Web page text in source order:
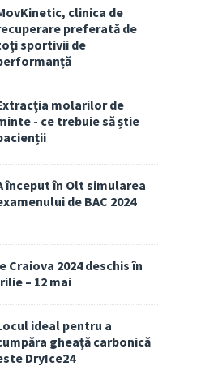
clinica de
preferată de
sportivii de
molarilor de
- ce trebuie să știe
început în Olt simularea
de BAC 2024
Craiova 2024 deschis în
– 12 mai
ideal pentru a
gheață carbonică
DryIce24